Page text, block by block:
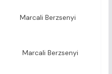
Berzsenyi
Berzsenyi